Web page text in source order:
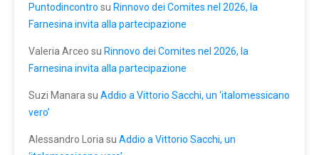
Puntodincontro su Rinnovo dei Comites nel 2026, la
Farnesina invita alla partecipazione
Valeria Arceo su Rinnovo dei Comites nel 2026, la
Farnesina invita alla partecipazione
Suzi Manara su Addio a Vittorio Sacchi, un ‘italomessicano
vero’
Alessandro Loria su Addio a Vittorio Sacchi, un